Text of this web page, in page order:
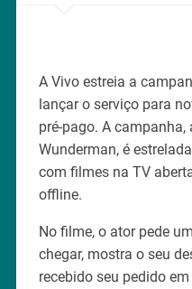
A Vivo estreia a
lançar o serviço para
pré-pago. A campanha,
Wunderman, é
com filmes na TV
offline.
No filme, o ator pede
chegar, mostra o seu
recebido seu pedido